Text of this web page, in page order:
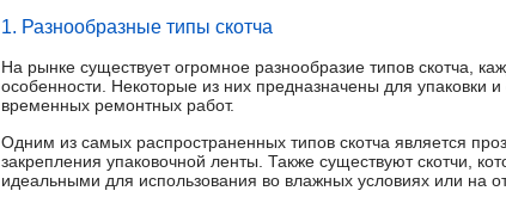
1. Разнообразные типы скотча
На рынке существует огромное разнообразие типов скотча,
особенности. Некоторые из них предназначены для упаковки
временных ремонтных работ.
Одним из самых распространенных типов скотча является
закрепления упаковочной ленты. Также существуют скотчи,
идеальными для использования во влажных условиях или на